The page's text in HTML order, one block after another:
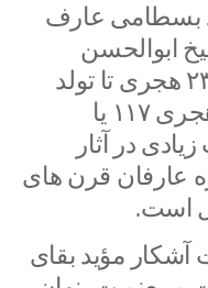
بسطامی عارف
ابوالحسن
خرقانی که از وفات بایزید ۲۳۴ هجری تا تولد
شیخ ابوالحسن ۳۵۱ یا ۳۵۲ هجری ۱۱۷ یا
در آثار
عارفان قرن های
است.
آشکار مؤید بقای